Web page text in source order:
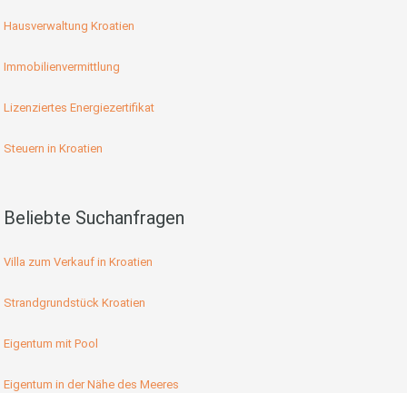
Hausverwaltung Kroatien
Immobilienvermittlung
Lizenziertes Energiezertifikat
Steuern in Kroatien
Beliebte Suchanfragen
Villa zum Verkauf in Kroatien
Strandgrundstück Kroatien
Eigentum mit Pool
Eigentum in der Nähe des Meeres